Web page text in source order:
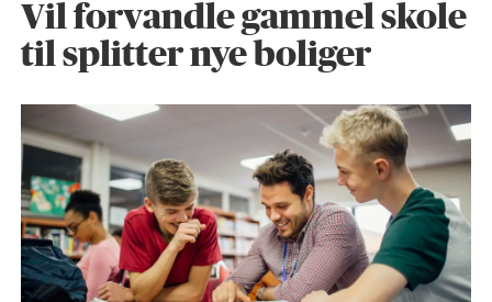
Vil forvandle gammel skole
til splitter nye boliger